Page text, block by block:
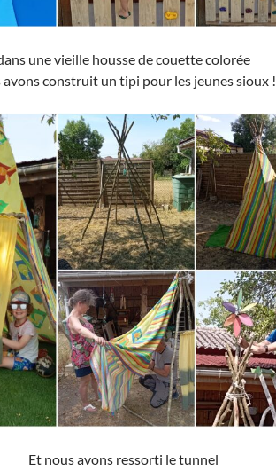
une vieille housse de couette colorée
avons construit un tipi pour les jeunes sioux !
Et nous avons ressorti le tunnel